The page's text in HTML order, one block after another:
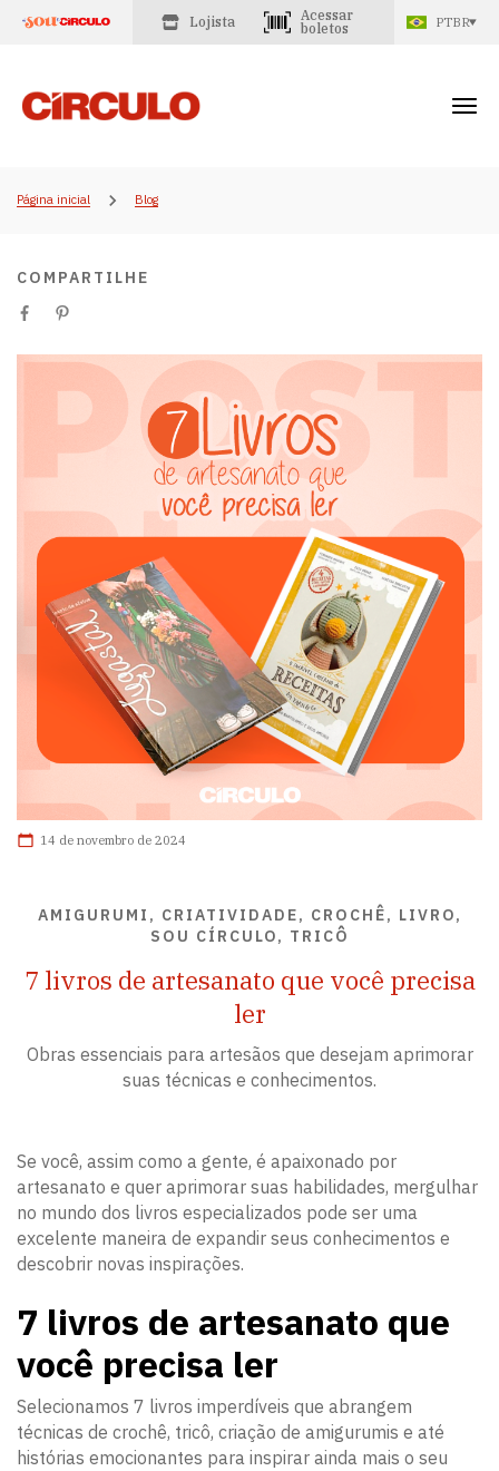
Lojista
Acessar
boletos
PTBR
Página inicial Blog
COMPARTILHE
14 de novembro de 2024
AMIGURUMI, CRIATIVIDADE, CROCHÊ, LIVRO,
SOU CÍRCULO, TRICÔ
7 livros de artesanato que você precisa
ler
Obras essenciais para artesãos que desejam aprimorar
suas técnicas e conhecimentos.
Se você, assim como a gente, é apaixonado por
artesanato e quer aprimorar suas habilidades, mergulhar
no mundo dos livros especializados pode ser uma
excelente maneira de expandir seus conhecimentos e
descobrir novas inspirações.
7 livros de artesanato que
você precisa ler
Selecionamos 7 livros imperdíveis que abrangem
técnicas de crochê, tricô, criação de amigurumis e até
histórias emocionantes para inspirar ainda mais o seu